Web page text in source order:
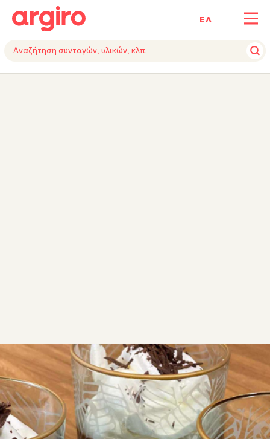
ΕΛ
ΥΛΙΚΑΕΚΤΕΛΕΣΗΕΞΟΠΛΙΣΜΟΣ
ΣΥΝΤΑΓΕΣ ΓΛΥΚΑ ΜΟΥΣ / ΚΡΕΜΕΣ
Βελούδινη κρέμα σοκολάτας
Βελούδινη κρέμα σοκολάτας, εύκολη, γρήγορη με
υπέροχη γεύση και μοναδική υφή. Σερβίρετέ την σαν